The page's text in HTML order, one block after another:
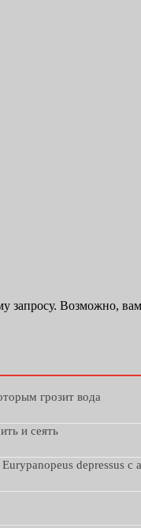
запросу. Возможно,
грозит вода
и сеять
depressus с